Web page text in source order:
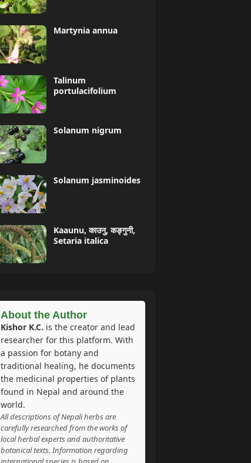
Martynia annua
Talinum
portulacifolium
Solanum nigrum
Solanum jasminoides
Kaaunu, काउनु, कङ्गुनी,
Setaria italica
About the Author
Kishor K.C. is the creator and lead
researcher for this platform. With
a passion for botany and
traditional healing, he documents
the medicinal properties of plants
found in Nepal and around the
world.
All descriptions of Nepali herbs are
carefully researched from the works of
local herbal experts and authoritative
botanical texts. Information regarding